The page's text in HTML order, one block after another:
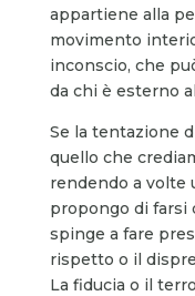
appartiene alla
movimento
inconscio, che
da chi è esterno
Se la tentazione
quello che
rendendo a volte
propongo di farsi
spinge a fare
rispetto o il
La fiducia o il